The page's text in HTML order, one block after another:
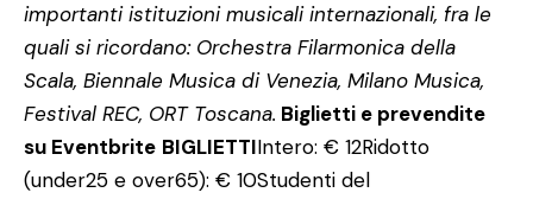
importanti istituzioni musicali internazionali, fra le
quali si ricordano: Orchestra Filarmonica della
Scala, Biennale Musica di Venezia, Milano Musica,
Festival REC, ORT Toscana. Biglietti e prevendite
su Eventbrite BIGLIETTIIntero: € 12Ridotto
(under25 e over65): € 10Studenti del